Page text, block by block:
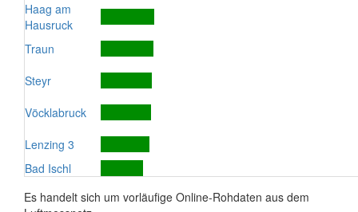
Haag am
Hausruck
Traun
Steyr
Vöcklabruck
Lenzing 3
Bad Ischl
Es handelt sich um vorläufige Online-Rohdaten aus dem